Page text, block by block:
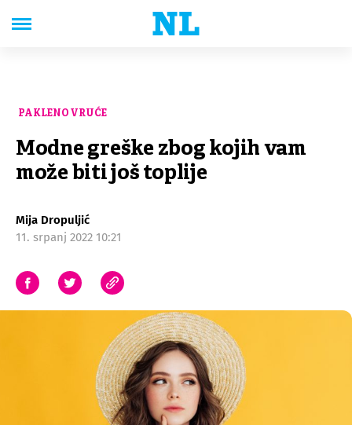
PAKLENO VRUĆE
Modne greške zbog kojih vam
može biti još toplije
Mija Dropuljić
11. srpanj 2022 10:21